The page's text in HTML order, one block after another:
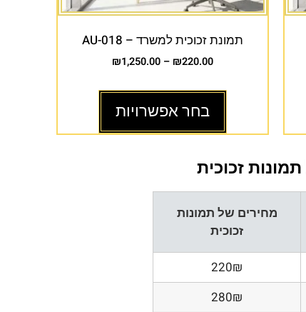
תמונת זכוכית למשרד – AU-018
₪220.00
–
₪1,250.00
בחר אפשרויות
זכוכית
מחירים של תמונות
זכוכית
220₪
280₪